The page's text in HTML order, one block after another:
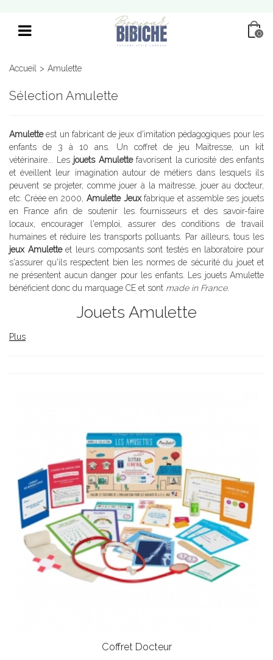
0
Accueil > Amulette
Sélection Amulette
Amuletteest un fabricant de jeux d'imitation pédagogiques pour les
enfants de 3 à 10 ans. Un coffret de jeu Maitresse, un kit
vétérinaire... Les jouets Amulettefavorisent la curiosité des enfants
et éveillent leur imagination autour de métiers dans lesquels ils
peuvent se projeter, comme jouer à la maitresse, jouer au docteur,
etc. Créée en 2000, Amulette Jeuxfabrique et assemble ses jouets
en France afin de soutenir les fournisseurs et des savoir-faire
locaux, encourager l'emploi, assurer des conditions de travail
humaines et réduire les transports polluants. Par ailleurs, tous les
jeux Amuletteet leurs composants sont testés en laboratoire pour
s'assurer qu'ils respectent bien les normes de sécurité du jouet et
ne présentent aucun danger pour les enfants. Les jouets Amulette
bénéficient donc du marquage CE et sont made in France.
Jouets Amulette
Plus
Coffret Docteur